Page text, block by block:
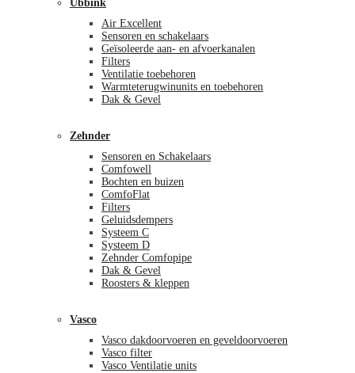
Ubbink
Air Excellent
Sensoren en schakelaars
Geïsoleerde aan- en afvoerkanalen
Filters
Ventilatie toebehoren
Warmteterugwinunits en toebehoren
Dak & Gevel
Zehnder
Sensoren en Schakelaars
Comfowell
Bochten en buizen
ComfoFlat
Filters
Geluidsdempers
Systeem C
Systeem D
Zehnder Comfopipe
Dak & Gevel
Roosters & kleppen
Vasco
Vasco dakdoorvoeren en geveldoorvoeren
Vasco filter
Vasco Ventilatie units